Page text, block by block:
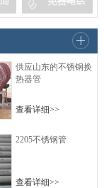
供应山东的不锈钢换
热器管
查看详细>>
2205不锈钢管
查看详细>>